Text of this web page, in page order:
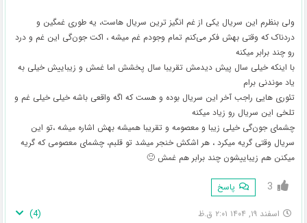
ولی بنظرم این سریال یکی از غم انگیز ترین سریال هاست، یه طوری غمگین و
دردناک که وقتی بهش فکر می‌کنم تمام وجودم غم میشه ، اکت جون‌گی این غم و درد
رو چند برابر میکنه
با اینکه خیلی سال پیش دیدمش تقریبا سال پخشش اما غمش و زیباییش خیلی به
یاد موندنی برام
تئوری هایی راجب آخر این سریال بوده و هست که اگه واقعی باشه خیلی خیلی غم و
تلخی این سریال رو زیاد میکنه
چشمای جون‌گی خیلی زیبا و معصومه و تقریبا همیشه بهش اشاره میشه ،تو این
سریال وقتی گریه میکرد ، هر اشکش خنجر میشد تو قلبم، چشمای معصومی که گریه
میکنن هم زیباییشون‌ چند برابر هم غمش 🙂
3 پاسخ
اسفند ۱۹, ۱۴۰۴ ۲:۰۱ ق.ظ (
4
)